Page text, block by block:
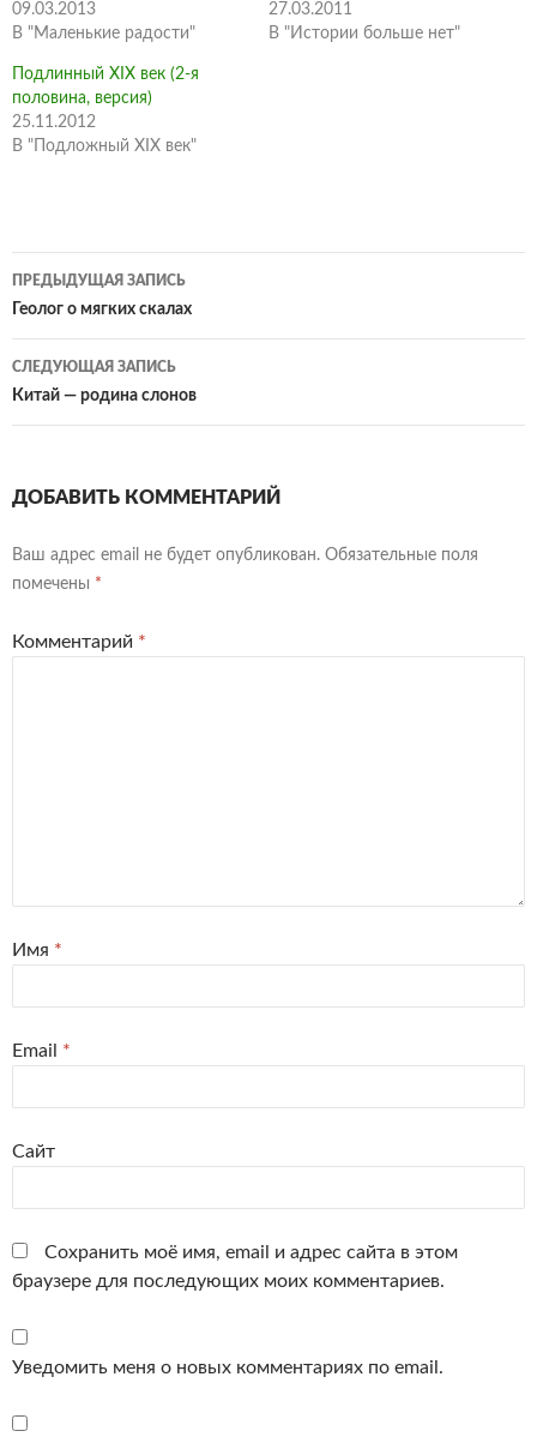
09.03.2013
В "Маленькие радости"
27.03.2011
В "Истории больше нет"
Подлинный XIX век (2-я
половина, версия)
25.11.2012
В "Подложный XIX век"
Навигация
по
записям
ПРЕДЫДУЩАЯ ЗАПИСЬ
Геолог о мягких скалах
СЛЕДУЮЩАЯ ЗАПИСЬ
Китай — родина слонов
ДОБАВИТЬ КОММЕНТАРИЙ
Ваш адрес email не будет опубликован. Обязательные поля
помечены *
Комментарий *
Имя *
Email *
Сайт
Сохранить моё имя, email и адрес сайта в этом
браузере для последующих моих комментариев.
Уведомить меня о новых комментариях по email.